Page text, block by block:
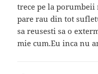
trece pe la porumbeii
pare rau din tot
sa reusesti sa o
mie cum.Eu inca nu